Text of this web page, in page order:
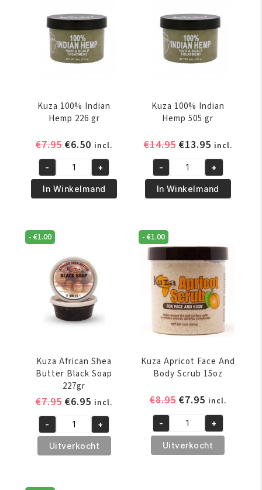
aantal
aantal
Kuza 100% Indian
Hemp 226 gr
€7.95Oorspronkelijke
was:
€7.95.
€6.50 Huidige
prijs
is:
€6.50.
incl.
Kuza
100%
Indian
226
gr
aantal
- +
In Winkelmand
Kuza 100% Indian
Hemp 505 gr
€14.95 Oorspronkelijke
was:
€14.95.
€13.95Huidige
prijs
is:
€13.95.
incl.
Kuza
100%
Indian
505
gr
aantal
- +
In Winkelmand
-€1.00
Kuza African Shea
Butter Black Soap
227gr
€7.95Oorspronkelijke
was:
€7.95.
€6.95 Huidige
prijs
is:
€6.95.
incl.
Kuza
African
Shea
Black
- +
Uitverkocht
-€1.00
Kuza Apricot Face And
Body Scrub 15oz
€8.95 Oorspronkelijke
was:
€8.95.
€7.95Huidige
prijs
is:
€7.95.
incl.
Kuza
Apricot
Face
- +
Uitverkocht